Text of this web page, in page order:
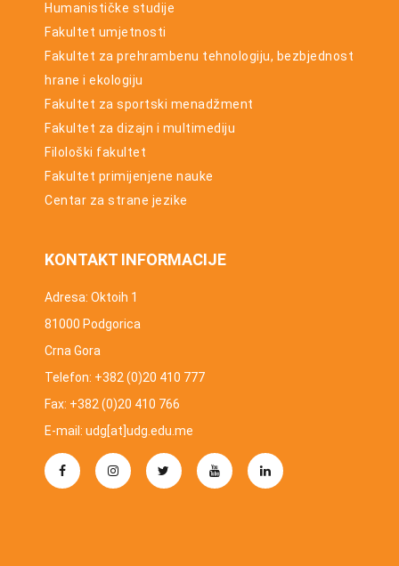
Humanističke studije
Fakultet umjetnosti
Fakultet za prehrambenu tehnologiju, bezbjednost
hrane i ekologiju
Fakultet za sportski menadžment
Fakultet za dizajn i multimediju
Filološki fakultet
Fakultet primijenjene nauke
Centar za strane jezike
KONTAKT INFORMACIJE
Adresa: Oktoih 1
81000 Podgorica
Crna Gora
Telefon: +382 (0)20 410 777
Fax: +382 (0)20 410 766
E-mail: udg[at]udg.edu.me